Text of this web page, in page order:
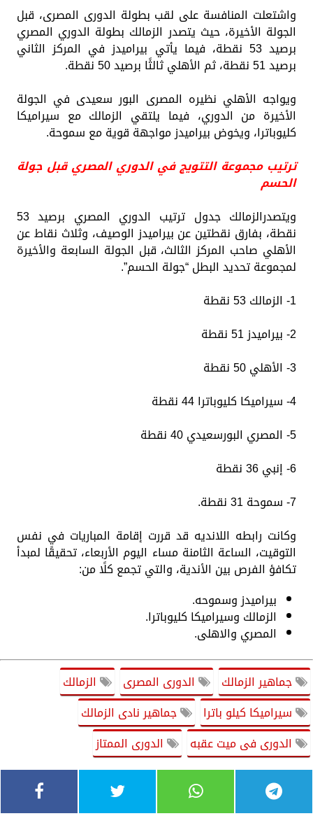
واشتعلت المنافسة على لقب بطولة الدورى المصرى، قبل
الجولة الأخيرة، حيث يتصدر الزمالك بطولة الدوري المصري
برصيد 53 نقطة، فيما يأتي بيراميدز في المركز الثاني
برصيد 51 نقطة، ثم الأهلي ثالثًا برصيد 50 نقطة.
ويواجه الأهلي نظيره المصرى البور سعيدى في الجولة
الأخيرة من الدوري، فيما يلتقي الزمالك مع سيراميكا
كليوباترا، ويخوض بيراميدز مواجهة قوية مع سموحة.
ترتيب مجموعة التتويج في الدوري المصري قبل جولة
الحسم
ويتصدرالزمالك جدول ترتيب الدوري المصري برصيد 53
نقطة، بفارق نقطتين عن بيراميدز الوصيف، وثلاث نقاط عن
الأهلي صاحب المركز الثالث، قبل الجولة السابعة والأخيرة
لمجموعة تحديد البطل “جولة الحسم”.
1- الزمالك 53 نقطة
2- بيراميدز 51 نقطة
3- الأهلي 50 نقطة
4- سيراميكا كليوباترا 44 نقطة
5- المصري البورسعيدي 40 نقطة
6- إنبي 36 نقطة
7- سموحة 31 نقطة.
وكانت رابطه اللانديه قد قررت إقامة المباريات في نفس
التوقيت، الساعة الثامنة مساء اليوم الأربعاء، تحقيقًا لمبدأ
تكافؤ الفرص بين الأندية، والتي تجمع كلًا من:
بيراميدز وسموحه.
الزمالك وسيراميكا كليوباترا.
المصري والاهلى.
جماهير الزمالك الدورى المصرى
الزمالك
سيراميكا كيلو باترا
جماهير نادى الزمالك
الدورى فى ميت عقبه
الدورى الممتاز